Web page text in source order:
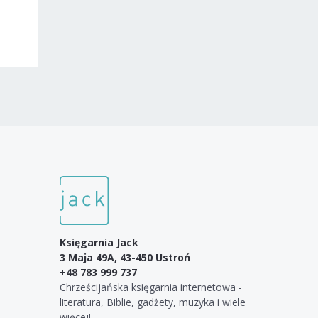
Księgarnia Jack
3 Maja 49A, 43-450 Ustroń
+48 783 999 737
Chrześcijańska księgarnia internetowa -
literatura, Biblie, gadżety, muzyka i wiele